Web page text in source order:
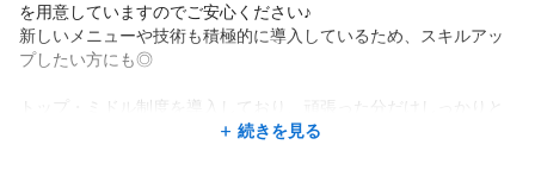
を用意していますのでご安心ください♪
新しいメニューや技術も積極的に導入しているため、スキルアッ
プしたい方にも◎
トップ・ミドル制度を導入しており、頑張った分だけしっかりと
評価されるインセンティブ制度が整っています！
続きを見る